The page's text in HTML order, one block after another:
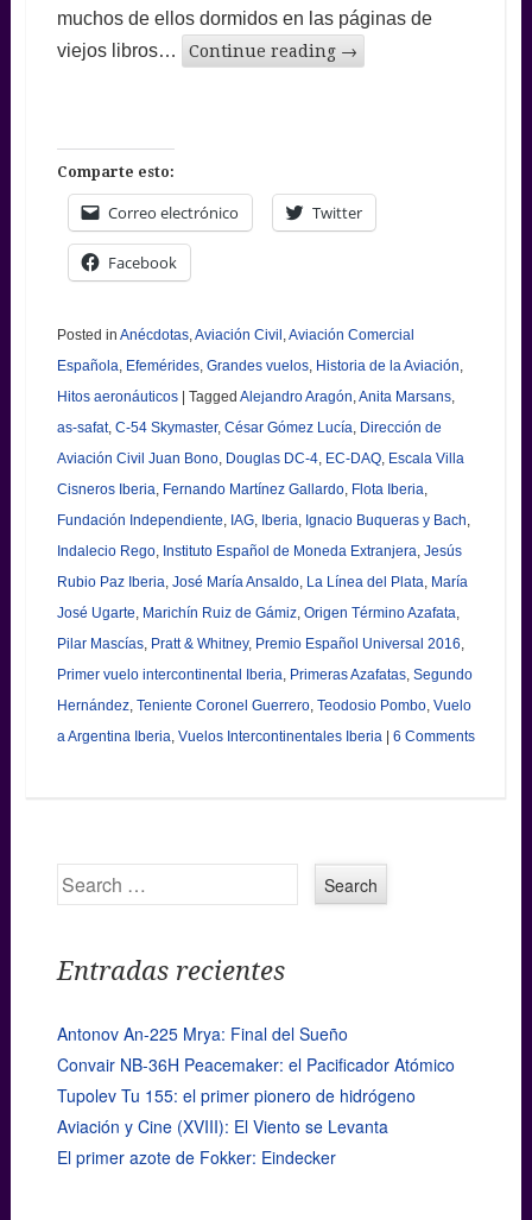
muchos de ellos dormidos en las páginas de
viejos libros…
Continue reading →
Comparte esto:
Correo electrónico Twitter
Facebook
Posted in Anécdotas, Aviación Civil Aviación Comercial
Española Efemérides, Grandes vuelos, Historia de la Aviación
Hitos aeronáuticos | Tagged Alejandro Aragón Anita Marsans,
as-safat, C-54 Skymaster, César Gómez Lucía Dirección de
Aviación Civil Juan Bono, Douglas DC-4, EC-DAQ, Escala Villa
Cisneros Iberia Fernando Martínez Gallardo, Flota Iberia
Fundación Independiente IAG, Iberia Ignacio Buqueras y Bach
Indalecio Rego, Instituto Español de Moneda Extranjera Jesús
Rubio Paz Iberia José María Ansaldo, La Línea del Plata María
José Ugarte Marichín Ruiz de Gámiz, Origen Término Azafata
Pilar Mascías, Pratt & Whitney, Premio Español Universal 2016
Primer vuelo intercontinental Iberia Primeras Azafatas, Segundo
Hernández, Teniente Coronel Guerrero, Teodosio Pombo, Vuelo
a Argentina Iberia Vuelos Intercontinentales Iberia | 6 Comments
Search
Entradas recientes
Antonov An-225 Mrya: Final del Sueño
Convair NB-36H Peacemaker: el Pacificador Atómico
Tupolev Tu 155: el primer pionero de hidrógeno
Aviación y Cine (XVIII): El Viento se Levanta
El primer azote de Fokker: Eindecker